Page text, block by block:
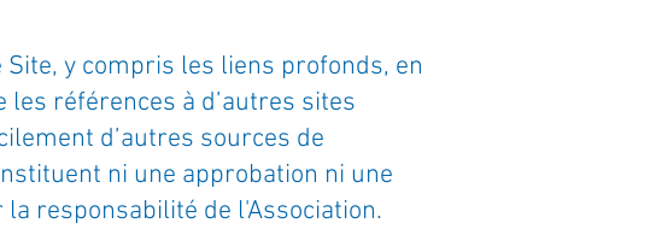
y compris les liens profonds, en
références à d’autres sites
d’autres sources de
ni une approbation ni une
responsabilité de l'Association.